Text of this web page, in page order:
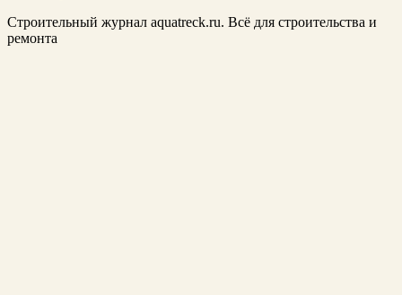
Строительный журнал aquatreck.ru. Всё для строительства и
ремонта